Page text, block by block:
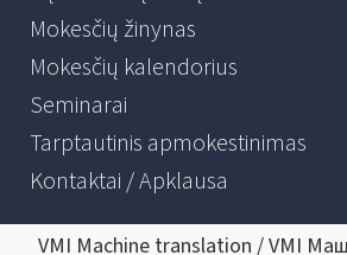
Mokesčių žinynas
Mokesčių kalendorius
Seminarai
Tarptautinis apmokestinimas
Kontaktai / Apklausa
VMI Machine translation / VMI